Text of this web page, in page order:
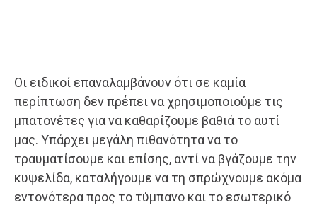
Οι ειδικοί επαναλαμβάνουν ότι σε καμία
περίπτωση δεν πρέπει να χρησιμοποιούμε τις
μπατονέτες για να καθαρίζουμε βαθιά το αυτί
μας. Υπάρχει μεγάλη πιθανότητα να το
τραυματίσουμε και επίσης, αντί να βγάζουμε την
κυψελίδα, καταλήγουμε να τη σπρώχνουμε ακόμα
εντονότερα προς το τύμπανο και το εσωτερικό